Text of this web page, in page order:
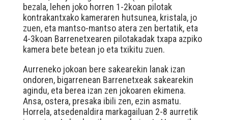
bezala, lehen joko horren 1-2koan pilotak
kontrakantxako kameraren hutsunea, kristala, jo
zuen, eta mantso-mantso atera zen bertatik, eta
4-3koan Barrenetxearen pilotakadak txapa azpiko
kamera bete betean jo eta txikitu zuen.
Aurreneko jokoan bere sakearekin lanak izan
ondoren, bigarrenean Barrenetxeak sakearekin
agindu, eta berea izan zen jokoaren ekimena.
Ansa, ostera, presaka ibili zen, ezin asmatu.
Horrela, atsedenaldira markagailuan 2-8 aurretik